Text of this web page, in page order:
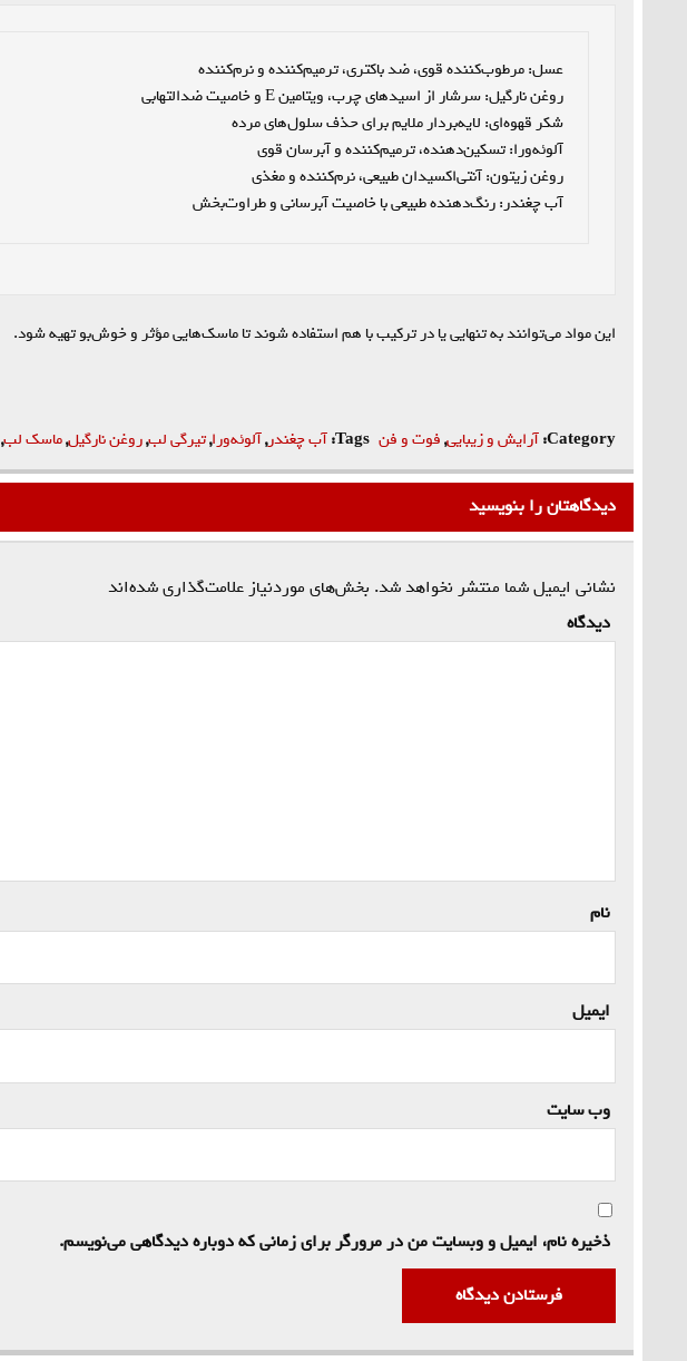
آب چغندر: رنگ‌دهنده طبیعی با خاصیت آبرسانی و طراوت‌بخش
این مواد می‌توانند به تنهایی یا در ترکیب با هم استفاده شوند تا ماسک‌هایی مؤثر و خوش‌بو تهیه شود.
Category: آرایش و زیبایی,فوت و فن Tags: آب چغندر,آلوئه‌ورا,تیرگی لب,روغن نارگیل,ماسک لب,
دیدگاهتان را بنویسید
نشانی ایمیل شما منتشر نخواهد شد. بخش‌های موردنیاز علامت‌گذاری شده‌اند
دیدگاه
نام
ایمیل
وب‌ سایت
ذخیره نام، ایمیل و وبسایت من در مرورگر برای زمانی که دوباره دیدگاهی می‌نویسم.